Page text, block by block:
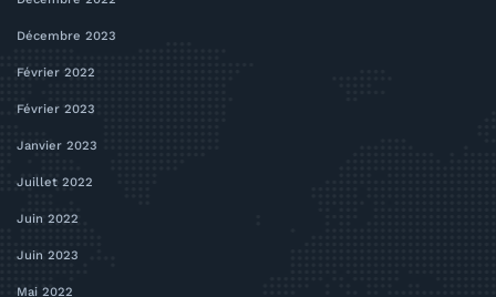
Décembre 2023
Février 2022
Février 2023
Janvier 2023
Juillet 2022
Juin 2022
Juin 2023
Mai 2022